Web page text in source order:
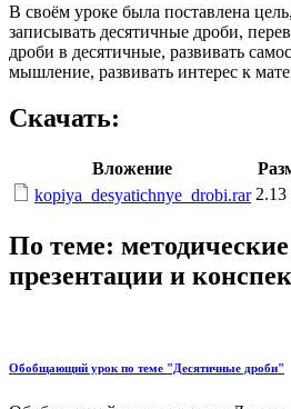
В своём уроке была поставлена
записывать десятичные дроби,
дроби в десятичные, развивать
мышление, развивать интерес к
Скачать:
Вложение
kopiya_desyatichnye_drobi.rar
По теме:
презентации и
Обобщающий урок по теме "Десятичные дроби"